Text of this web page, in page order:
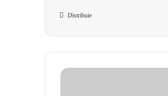
Distribuie